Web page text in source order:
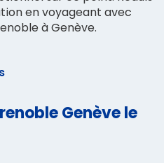
en voyageant avec
à Genève.
Genève le